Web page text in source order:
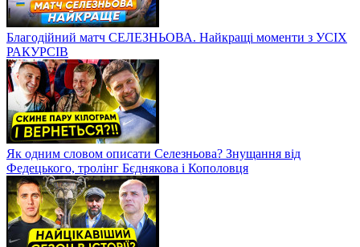
Благодійний матч СЕЛЕЗНЬОВА. Найкращі моменти з УСІХ
РАКУРСІВ
Як одним словом описати Селезньова? Знущання від
Федецького, тролінг Бєднякова і Кополовця